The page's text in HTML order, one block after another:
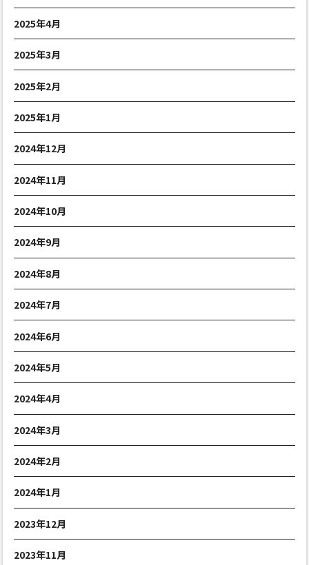
2025年4月
2025年3月
2025年2月
2025年1月
2024年12月
2024年11月
2024年10月
2024年9月
2024年8月
2024年7月
2024年6月
2024年5月
2024年4月
2024年3月
2024年2月
2024年1月
2023年12月
2023年11月